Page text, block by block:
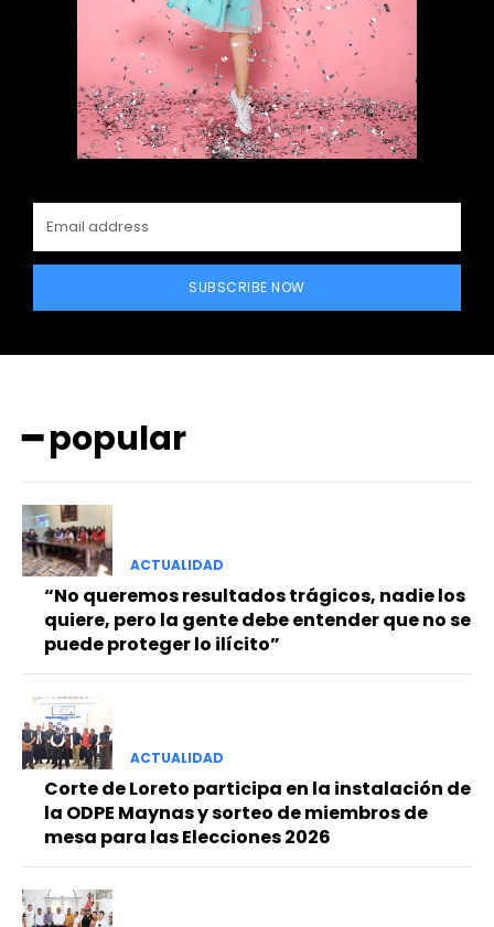
━ Planes
SUBSCRIBE NOW
━ popular
ACTUALIDAD
“No queremos resultados trágicos, nadie los
quiere, pero la gente debe entender que no se
puede proteger lo ilícito”
ACTUALIDAD
Corte de Loreto participa en la instalación de
la ODPE Maynas y sorteo de miembros de
mesa para las Elecciones 2026